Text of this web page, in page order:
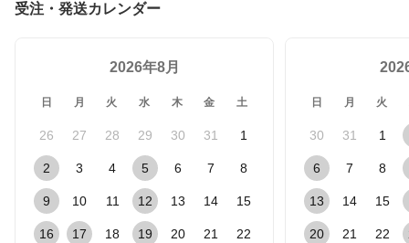
受注・発送カレンダー
2026年8月
日 月 火 水 木 金 土
26 27 28 29 30 31 1
2 3 4 5 6 7 8
9 10 11 12 13 14 15
16 17 18 19 20 21 22
日 月 火
30 31 1
6 7 8
13 14 15
20 21 22